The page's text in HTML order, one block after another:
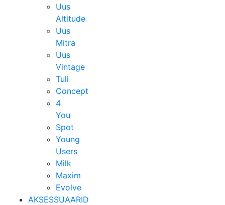
Uus
Altitude
Uus
Mitra
Uus
Vintage
Tuli
Concept
4
You
Spot
Young
Users
Milk
Maxim
Evolve
AKSESSUAARID